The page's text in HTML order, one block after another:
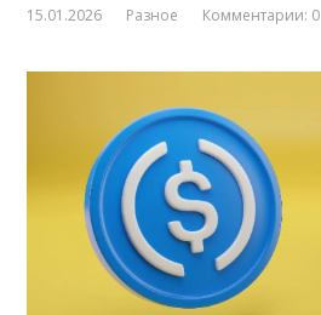
15.01.2026 Разное Комментарии: 0